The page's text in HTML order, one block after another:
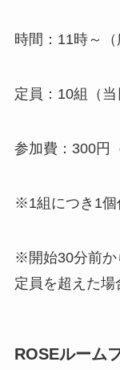
時間：11時～（
定員：10組（当
参加費：300円
※1組につき1個
※開始30分前か
定員を超えた
ROSEルーム